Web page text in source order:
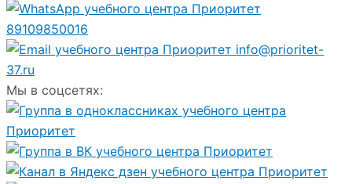
89109850016
info@prioritet-
37.ru
Мы в соцсетях: